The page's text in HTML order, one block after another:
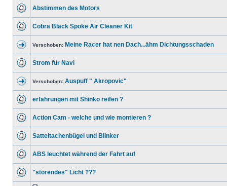
Abstimmen des Motors
Cobra Black Spoke Air Cleaner Kit
Verschoben: Meine Racer hat nen Dach...ähm Dichtungsschaden
Strom für Navi
Verschoben: Auspuff " Akropovic"
erfahrungen mit Shinko reifen ?
Action Cam - welche und wie montieren ?
Satteltachenbügel und Blinker
ABS leuchtet während der Fahrt auf
"störendes" Licht ???